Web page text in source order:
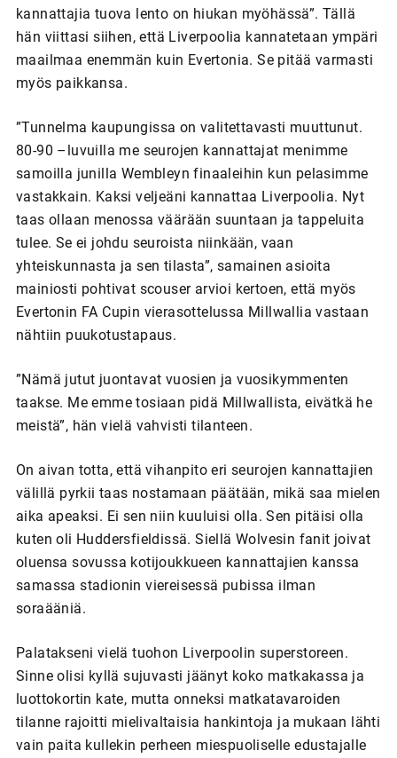
kannattajia tuova lento on hiukan myöhässä”. Tällä
hän viittasi siihen, että Liverpoolia kannatetaan ympäri
maailmaa enemmän kuin Evertonia. Se pitää varmasti
myös paikkansa.
”Tunnelma kaupungissa on valitettavasti muuttunut.
80-90 –luvuilla me seurojen kannattajat menimme
samoilla junilla Wembleyn finaaleihin kun pelasimme
vastakkain. Kaksi veljeäni kannattaa Liverpoolia. Nyt
taas ollaan menossa väärään suuntaan ja tappeluita
tulee. Se ei johdu seuroista niinkään, vaan
yhteiskunnasta ja sen tilasta”, samainen asioita
mainiosti pohtivat scouser arvioi kertoen, että myös
Evertonin FA Cupin vierasottelussa Millwallia vastaan
nähtiin puukotustapaus.
”Nämä jutut juontavat vuosien ja vuosikymmenten
taakse. Me emme tosiaan pidä Millwallista, eivätkä he
meistä”, hän vielä vahvisti tilanteen.
On aivan totta, että vihanpito eri seurojen kannattajien
välillä pyrkii taas nostamaan päätään, mikä saa mielen
aika apeaksi. Ei sen niin kuuluisi olla. Sen pitäisi olla
kuten oli Huddersfieldissä. Siellä Wolvesin fanit joivat
oluensa sovussa kotijoukkueen kannattajien kanssa
samassa stadionin viereisessä pubissa ilman
soraääniä.
Palatakseni vielä tuohon Liverpoolin superstoreen.
Sinne olisi kyllä sujuvasti jäänyt koko matkakassa ja
luottokortin kate, mutta onneksi matkatavaroiden
tilanne rajoitti mielivaltaisia hankintoja ja mukaan lähti
vain paita kullekin perheen miespuoliselle edustajalle